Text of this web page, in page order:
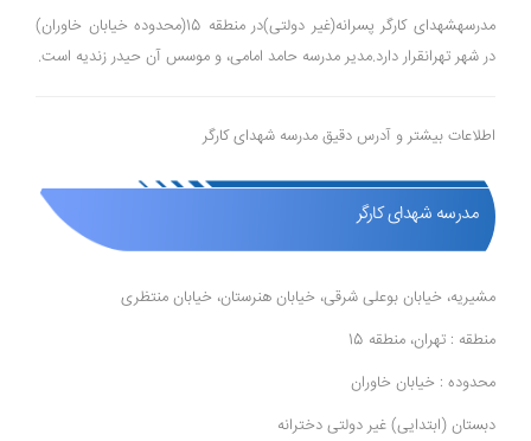
مدرسهشهدای کارگر پسرانه(غیر دولتی)در منطقه 15(محدوده خیابان خاوران)
در شهر تهرانقرار دارد.مدیر مدرسه حامد امامی، و موسس آن حیدر زندیه است.
اطلاعات بیشتر و آدرس دقیق مدرسه شهدای کارگر
مدرسه شهدای کارگر
مشیریه، خیابان بوعلی شرقی، خیابان هنرستان، خیابان منتظری
منطقه : تهران، منطقه 15
محدوده : خیابان خاوران
دبستان (ابتدایی) غیر دولتی دخترانه